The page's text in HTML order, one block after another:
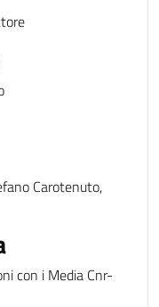
Carotenuto,
con i Media Cnr-